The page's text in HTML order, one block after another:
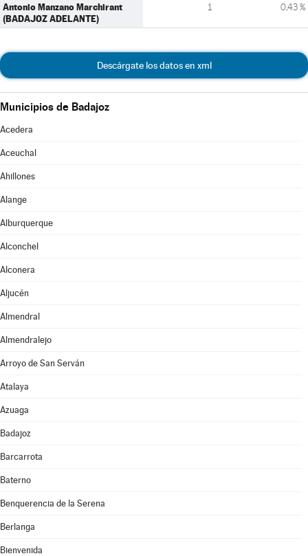
Antonio Manzano Marchirant
(BADAJOZ ADELANTE)
1 0,43 %
Descárgate los datos en xml
Municipios de Badajoz
Acedera
Aceuchal
Ahillones
Alange
Alburquerque
Alconchel
Alconera
Aljucén
Almendral
Almendralejo
Arroyo de San Serván
Atalaya
Azuaga
Badajoz
Barcarrota
Baterno
Benquerencia de la Serena
Berlanga
Bienvenida